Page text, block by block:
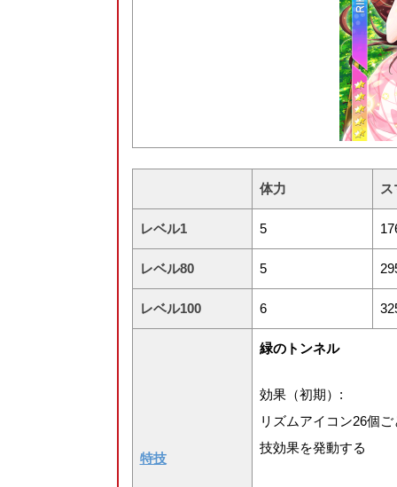
体力
レベル1 5
レベル80 5
レベル100 6
特技
緑のトンネル
効果（初期）:
リズムアイコン26個
技効果を発動する